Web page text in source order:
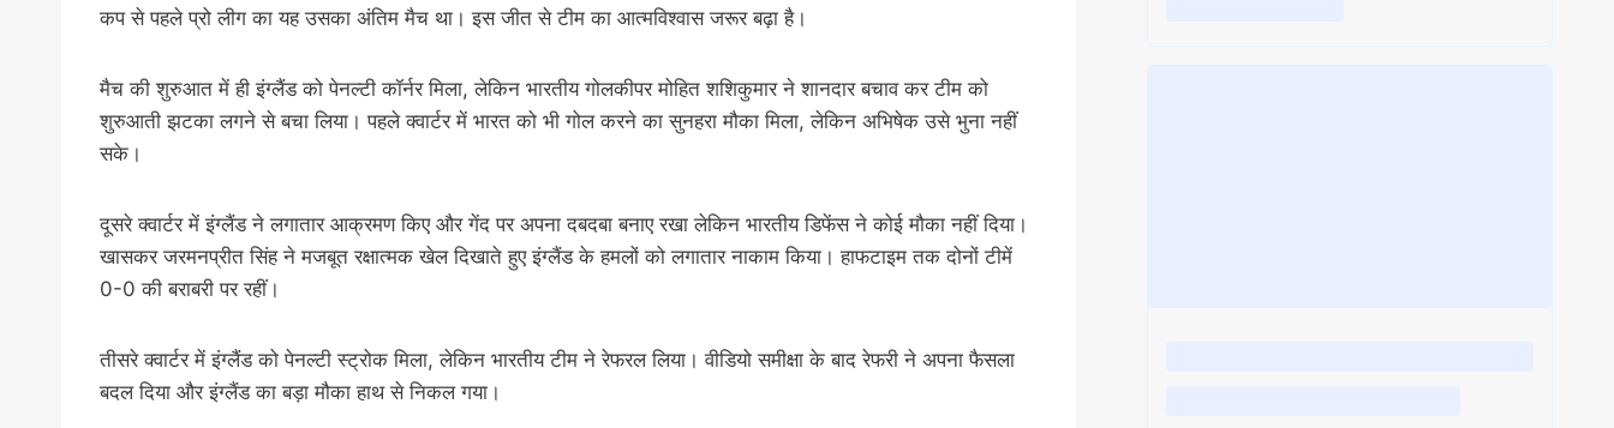
कप से पहले प्रो लीग का यह उसका अंतिम मैच था। इस जीत से टीम का आत्मविश्वास जरूर बढ़ा है।
मैच की शुरुआत में ही इंग्लैंड को पेनल्टी कॉर्नर मिला, लेकिन भारतीय गोलकीपर मोहित शशिकुमार ने शानदार बचाव कर टीम को
शुरुआती झटका लगने से बचा लिया। पहले क्वार्टर में भारत को भी गोल करने का सुनहरा मौका मिला, लेकिन अभिषेक उसे भुना नहीं
सके।
दूसरे क्वार्टर में इंग्लैंड ने लगातार आक्रमण किए और गेंद पर अपना दबदबा बनाए रखा लेकिन भारतीय डिफेंस ने कोई मौका नहीं दिया।
खासकर जरमनप्रीत सिंह ने मजबूत रक्षात्मक खेल दिखाते हुए इंग्लैंड के हमलों को लगातार नाकाम किया। हाफटाइम तक दोनों टीमें
0-0 की बराबरी पर रहीं।
तीसरे क्वार्टर में इंग्लैंड को पेनल्टी स्ट्रोक मिला, लेकिन भारतीय टीम ने रेफरल लिया। वीडियो समीक्षा के बाद रेफरी ने अपना फैसला
बदल दिया और इंग्लैंड का बड़ा मौका हाथ से निकल गया।